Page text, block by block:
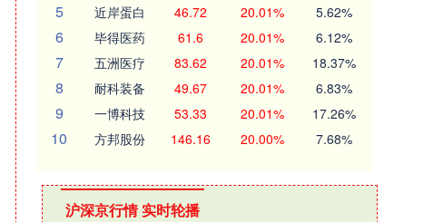
5 近岸蛋白 46.72 20.01% 5.62%
6 毕得医药 61.6 20.01% 6.12%
7 五洲医疗 83.62 20.01% 18.37%
8 耐科装备 49.67 20.01% 6.83%
9 一博科技 53.33 20.01% 17.26%
10 方邦股份 146.16 20.00% 7.68%
沪深京行情 实时轮播